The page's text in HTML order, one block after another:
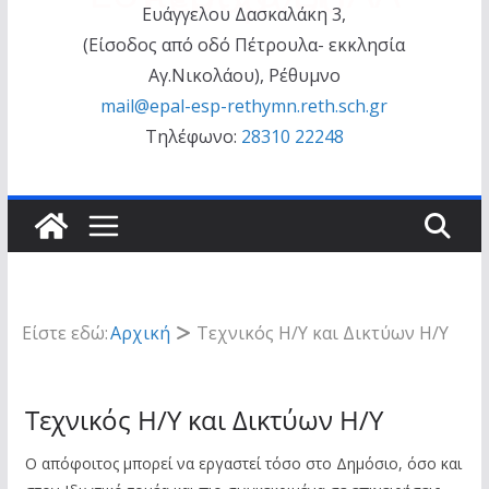
Ευάγγελου Δασκαλάκη 3,
(Είσοδος από οδό Πέτρουλα- εκκλησία
Αγ.Νικολάου), Ρέθυμνο
mail@epal-esp-rethymn.reth.sch.gr
Τηλέφωνο: 28310 22248
Είστε εδώ:Αρχική Τεχνικός Η/Υ και Δικτύων Η/Υ
Τεχνικός Η/Υ και Δικτύων Η/Υ
Ο απόφοιτος μπορεί να εργαστεί τόσο στο Δημόσιο, όσο και